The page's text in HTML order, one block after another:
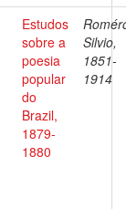
Estudos
sobre a
poesia
popular
do
Brazil,
1879-
1880
Silvio,
1851-
1914